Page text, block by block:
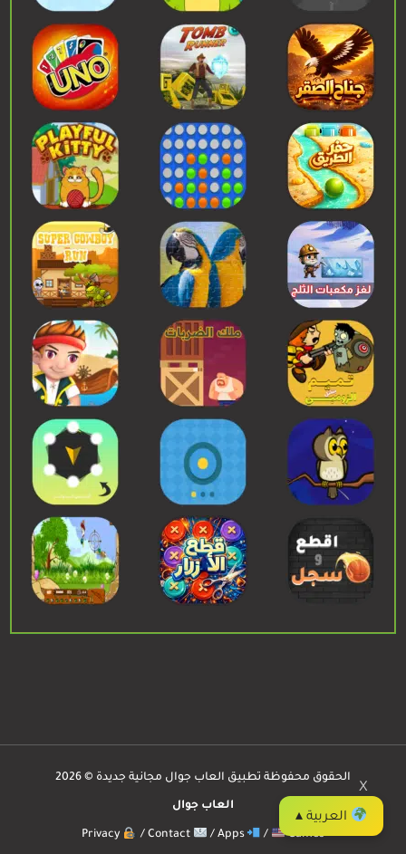
إبدء اللعب
X
العربية ▴
الحقوق محفوظة تطبيق العاب جوال مجانية جديدة © 2026
العاب جوال
Privacy / Contact / Apps / Games